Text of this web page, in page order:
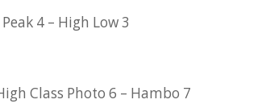
4 – High Low 3
Class Photo 6 – Hambo 7